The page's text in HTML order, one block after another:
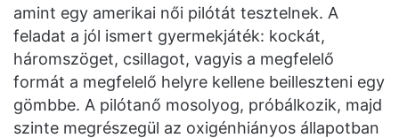
amint egy amerikai női pilótát tesztelnek. A
feladat a jól ismert gyermekjáték: kockát,
háromszöget, csillagot, vagyis a megfelelő
formát a megfelelő helyre kellene beilleszteni egy
gömbbe. A pilótanő mosolyog, próbálkozik, majd
szinte megrészegül az oxigénhiányos állapotban